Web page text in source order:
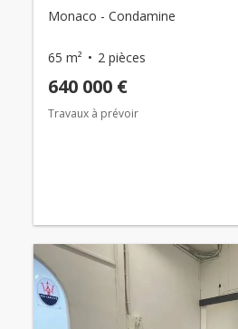
Monaco - Condamine
65 m² 2 pièces
640 000 €
Travaux à prévoir